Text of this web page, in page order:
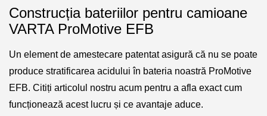
Construcția bateriilor pentru camioane
VARTA ProMotive EFB
Un element de amestecare patentat asigură că nu se poate
produce stratificarea acidului în bateria noastră ProMotive
EFB. Citiți articolul nostru acum pentru a afla exact cum
funcționează acest lucru și ce avantaje aduce.